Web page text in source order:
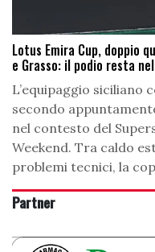
Lotus Emira Cup, doppio
e Grasso: il podio resta
L’equipaggio siciliano
secondo
nel contesto del
Weekend. Tra caldo
problemi tecnici, la
Partner